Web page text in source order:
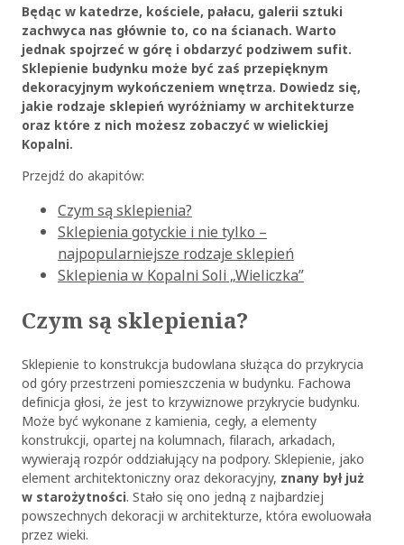
Będąc w katedrze, kościele, pałacu, galerii sztuki
zachwyca nas głównie to, co na ścianach. Warto
jednak spojrzeć w górę i obdarzyć podziwem sufit.
Sklepienie budynku może być zaś przepięknym
dekoracyjnym wykończeniem wnętrza. Dowiedz się,
jakie rodzaje sklepień wyróżniamy w architekturze
oraz które z nich możesz zobaczyć w wielickiej
Kopalni.
Przejdź do akapitów:
Czym są sklepienia?
Sklepienia gotyckie i nie tylko –
najpopularniejsze rodzaje sklepień
Sklepienia w Kopalni Soli „Wieliczka”
Czym są sklepienia?
Sklepienie to konstrukcja budowlana służąca do przykrycia
od góry przestrzeni pomieszczenia w budynku. Fachowa
definicja głosi, że jest to krzywiznowe przykrycie budynku.
Może być wykonane z kamienia, cegły, a elementy
konstrukcji, opartej na kolumnach, filarach, arkadach,
wywierają rozpór oddziałujący na podpory. Sklepienie, jako
element architektoniczny oraz dekoracyjny, znany był już
w starożytności. Stało się ono jedną z najbardziej
powszechnych dekoracji w architekturze, która ewoluowała
przez wieki.